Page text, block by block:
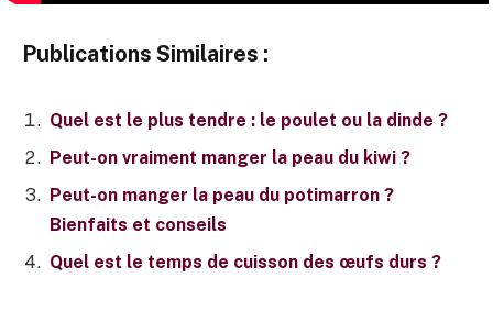
Publications Similaires :
Quel est le plus tendre : le poulet ou la dinde ?
Peut-on vraiment manger la peau du kiwi ?
Peut-on manger la peau du potimarron ?
Bienfaits et conseils
Quel est le temps de cuisson des œufs durs ?